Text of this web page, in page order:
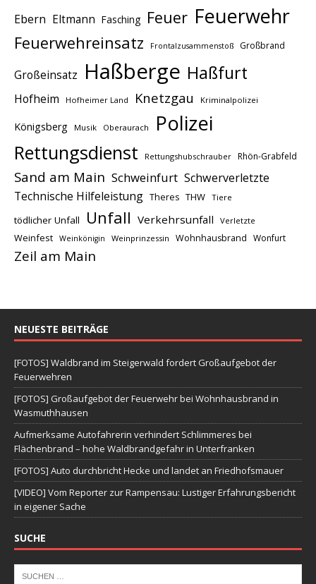
Ebern Eltmann Fasching Feuer Feuerwehr
Feuerwehreinsatz Frontalzusammenstoß Großbrand
Großeinsatz Haßberge Haßfurt
Hofheim Hofheimer Land Knetzgau Kriminalpolizei
Königsberg Musik Oberaurach Polizei
Rettungsdienst Rettungshubschrauber Rhön-Grabfeld
Sand am Main Schweinfurt Schwerverletzte
Technische Hilfeleistung Theres THW Tiere
tödlicher Unfall Unfall Verkehrsunfall Verletzte
Weinfest Weinkönigin Weinprinzessin Wohnhausbrand Wonfurt
Zeil am Main
NEUESTE BEITRÄGE
[FOTOS] Waldbrand im Steigerwald fordert Großaufgebot der
Feuerwehren
[FOTOS] Großaufgebot der Feuerwehr bei Wohnhausbrand in
Wasmuthhausen
Aufmerksame Autofahrerin verhindert Schlimmeres bei
Flächenbrand – hohe Waldbrandgefahr in Unterfranken
[FOTOS] Auto durchbricht Hecke und landet an Friedhofsmauer
[VIDEO] Vom Reporter zur Rampensau: Lustiger Erfahrungsbericht
in eigener Sache
SUCHE